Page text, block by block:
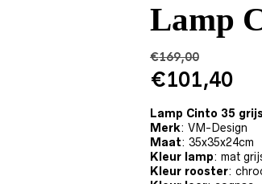
Lamp
€169,00
was:
€169,00.
€101,40
is:
Lamp Cinto 35 grijs
Merk: VM-Design
Maat: 35x35x24cm
Kleur lamp: mat
Kleur rooster: